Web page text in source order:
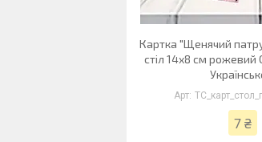
Картка "Щенячий
стіл 14х8 см рожевий
7 ₴